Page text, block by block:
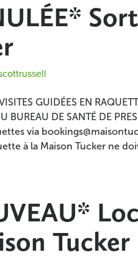
GUIDÉES EN
BUREAU DE SANTÉ DE
via
à la Maison Tucker ne
Tucker